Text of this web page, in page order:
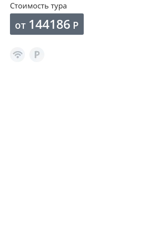
Стоимость тура
от 144186 Р